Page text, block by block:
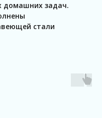
домашних задач.
стали